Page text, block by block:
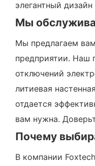
элегантный
Мы
Мы предлагаем
предприятии. Наш
отключений
литиевая
отдается
вам нужна.
Почему
В компании